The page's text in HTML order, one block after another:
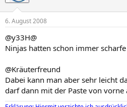
6. August 2008
@y33H@
Ninjas hatten schon immer
@Kräuterfreund
Dabei kann man aber sehr leicht
darf dann mit der Paste von vorne